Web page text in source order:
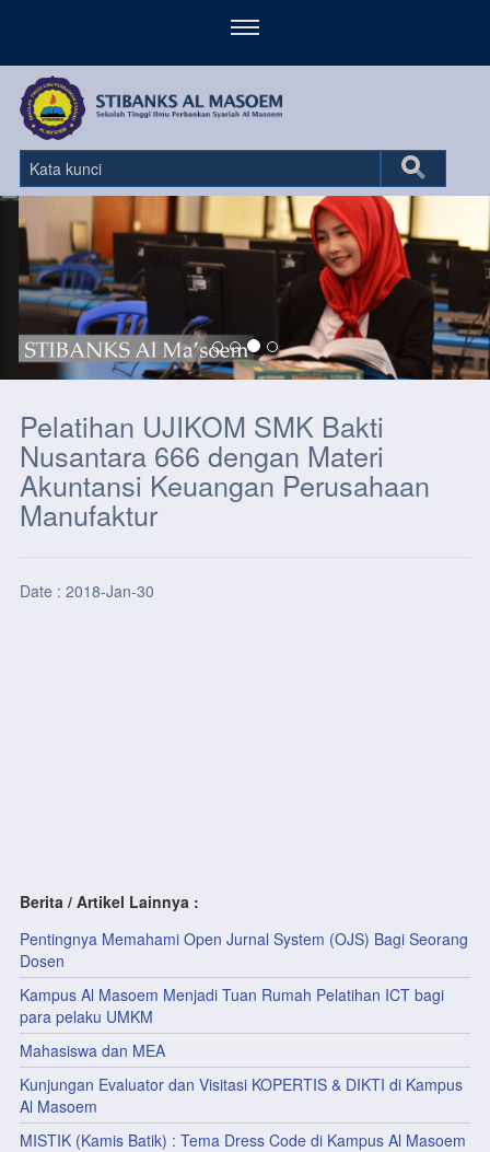
Pelatihan UJIKOM SMK Bakti
Nusantara 666 dengan Materi
Akuntansi Keuangan Perusahaan
Manufaktur
Date : 2018-Jan-30
Berita / Artikel Lainnya :
Pentingnya Memahami Open Jurnal System (OJS) Bagi Seorang
Dosen
Kampus Al Masoem Menjadi Tuan Rumah Pelatihan ICT bagi
para pelaku UMKM
Mahasiswa dan MEA
Kunjungan Evaluator dan Visitasi KOPERTIS & DIKTI di Kampus
Al Masoem
MISTIK (Kamis Batik) : Tema Dress Code di Kampus Al Masoem